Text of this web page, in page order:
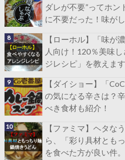
ダレが不要”ってホ
に不要だった！味が
【ローホル】「味が
人向け！120％美味
ジレシピ」を教えます
【ダイショー】「
の気になる辛さは？
べき食材も紹介！
【ファミマ】ヘタな
ら、「彩り具材とも
を食べた方が良い件。